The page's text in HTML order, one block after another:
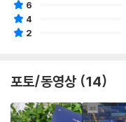
6
4
2
포토/동영상 (14)